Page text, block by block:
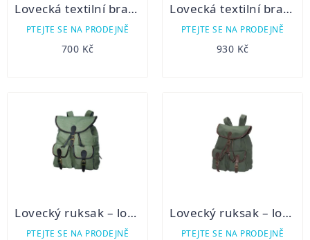
Lovecká textilní brašna menší
PTEJTE SE NA PRODEJNĚ
700 Kč
Lovecká textilní brašna větší
PTEJTE SE NA PRODEJNĚ
930 Kč
Lovecký ruksak – lovecká plachtovina 3B/2
PTEJTE SE NA PRODEJNĚ
Lovecký ruksak – lovecké plátno 3B/3
PTEJTE SE NA PRODEJNĚ